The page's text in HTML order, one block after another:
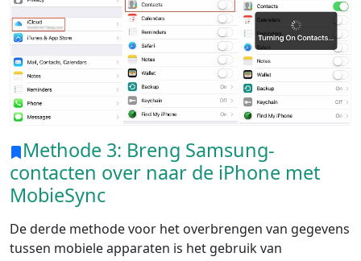
Methode 3: Breng Samsung-
contacten over naar de iPhone met
MobieSync
De derde methode voor het overbrengen van gegevens
tussen mobiele apparaten is het gebruik van